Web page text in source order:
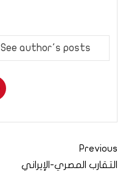
See author's posts
Previous
التقارب المصري-الإيراني